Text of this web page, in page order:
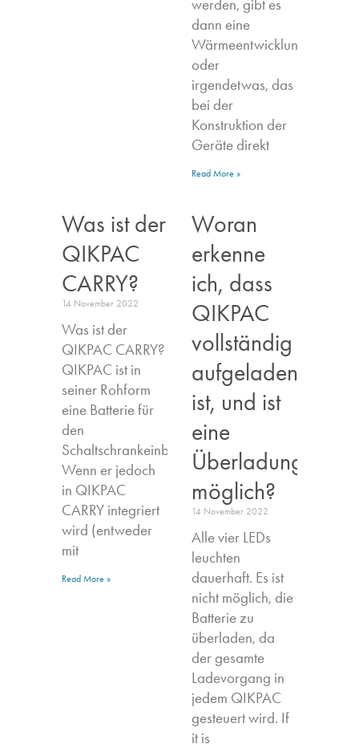
werden, gibt es
dann eine
Wärmeentwicklung,
oder
irgendetwas, das
bei der
Konstruktion der
Geräte direkt
Read More »
Was ist der
QIKPAC
CARRY?
14 November 2022
Was ist der
QIKPAC CARRY?
QIKPAC ist in
seiner Rohform
eine Batterie für
den
Schaltschrankeinbau.
Wenn er jedoch
in QIKPAC
CARRY integriert
wird (entweder
mit
Read More »
Woran
erkenne
ich, dass
QIKPAC
vollständig
aufgeladen
ist, und ist
eine
Überladung
möglich?
14 November 2022
Alle vier LEDs
leuchten
dauerhaft. Es ist
nicht möglich, die
Batterie zu
überladen, da
der gesamte
Ladevorgang in
jedem QIKPAC
gesteuert wird. If
it is